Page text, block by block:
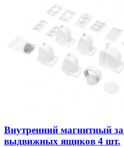
Внутренний магнитный
выдвижных ящиков 4 шт.